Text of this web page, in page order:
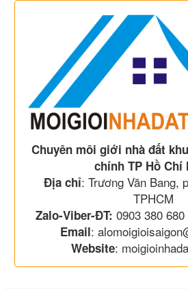
Chuyên môi giới nhà đất
chính TP Hồ Chí
Địa chỉ: Trương Văn Bang,
TPHCM
Zalo-Viber-ĐT: 0903 380
Email:
Website: